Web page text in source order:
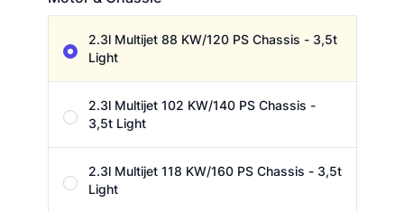
2.3l Multijet 88 KW/120 PS Chassis - 3,5t
Light
2.3l Multijet 102 KW/140 PS Chassis -
3,5t Light
2.3l Multijet 118 KW/160 PS Chassis - 3,5t
Light